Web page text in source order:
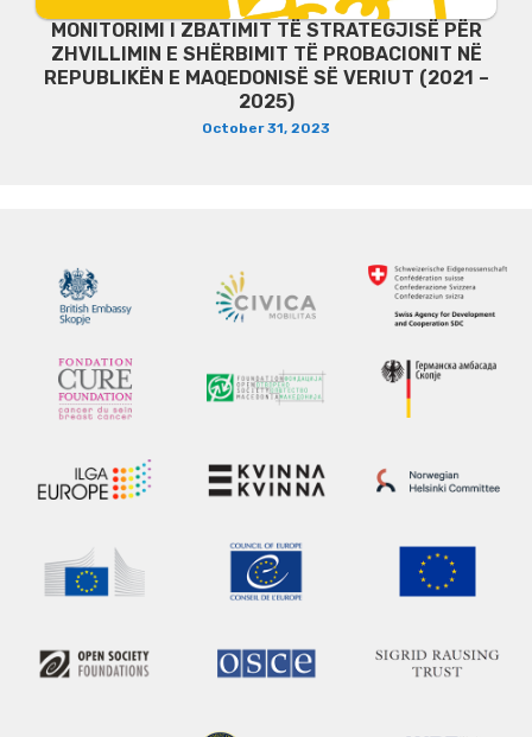
MONITORIMI I ZBATIMIT TË STRATEGJISË PËR
ZHVILLIMIN E SHËRBIMIT TË PROBACIONIT NË
REPUBLIKËN E MAQEDONISË SË VERIUT (2021 –
2025)
October 31, 2023